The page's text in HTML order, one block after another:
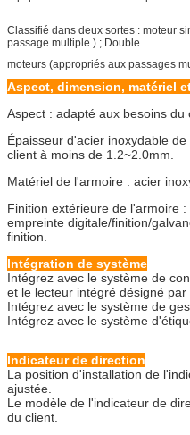
Classifié dans deux sortes : moteur
passage multiple.) ; Double
moteurs (appropriés aux passages
Aspect, dimension, matériel
Aspect : adapté aux besoins du
Épaisseur d'acier inoxydable
client à moins de 1.2~2.0mm.
Matériel de l'armoire : acier
Finition extérieure de l'armoire
empreinte digitale/finition/
finition.
Intégration de système
Intégrez avec le système de
et le lecteur intégré désigné par
Intégrez avec le système de
Intégrez avec le système
Indicateur de direction
La position d'installation de
ajustée.
Le modèle de l'indicateur de
du client.